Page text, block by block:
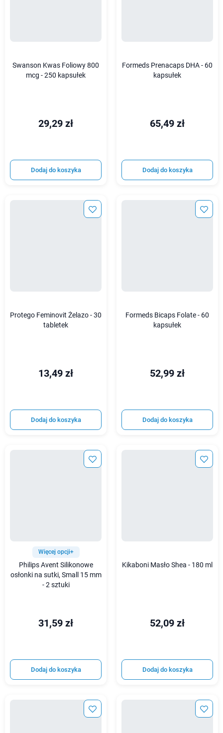
Swanson Kwas Foliowy 800
mcg - 250 kapsułek
29,29 zł
Dodaj do koszyka
Formeds Prenacaps DHA - 60
kapsułek
65,49 zł
Dodaj do koszyka
Protego Feminovit Żelazo - 30
tabletek
13,49 zł
Dodaj do koszyka
Formeds Bicaps Folate - 60
kapsułek
52,99 zł
Dodaj do koszyka
Więcej opcji+
Philips Avent Silikonowe
osłonki na sutki, Small 15 mm
- 2 sztuki
31,59 zł
Dodaj do koszyka
Kikaboni Masło Shea - 180 ml
52,09 zł
Dodaj do koszyka